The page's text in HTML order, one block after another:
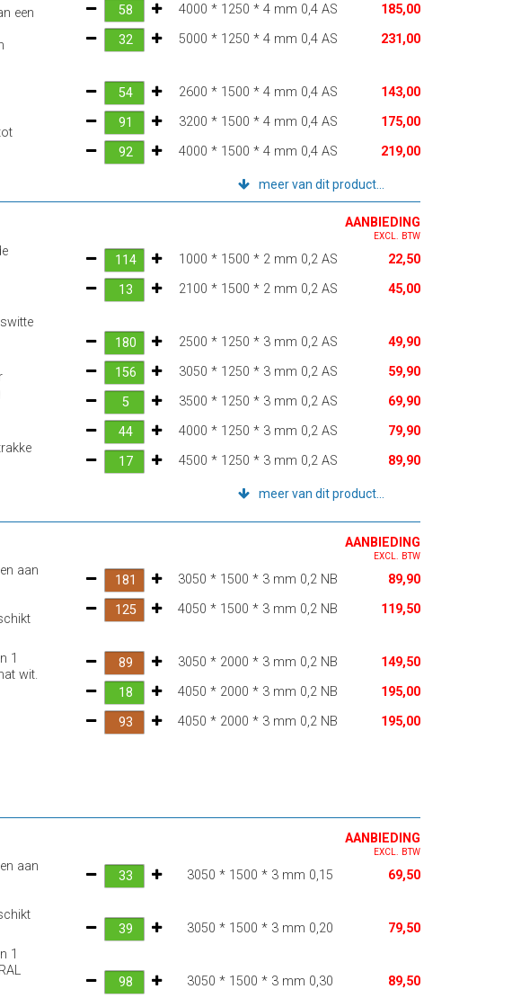
een
4000 * 1250 * 4 mm 0,4 AS
185,00
5000 * 1250 * 4 mm 0,4 AS
231,00
2600 * 1500 * 4 mm 0,4 AS
143,00
3200 * 1500 * 4 mm 0,4 AS
175,00
4000 * 1500 * 4 mm 0,4 AS
219,00
meer van dit product...
AANBIEDING
EXCL. BTW
1000 * 1500 * 2 mm 0,2 AS
22,50
2100 * 1500 * 2 mm 0,2 AS
45,00
2500 * 1250 * 3 mm 0,2 AS
49,90
3050 * 1250 * 3 mm 0,2 AS
59,90
3500 * 1250 * 3 mm 0,2 AS
69,90
4000 * 1250 * 3 mm 0,2 AS
79,90
4500 * 1250 * 3 mm 0,2 AS
89,90
meer van dit product...
aan
1
wit.
AANBIEDING
EXCL. BTW
3050 * 1500 * 3 mm 0,2 NB
89,90
4050 * 1500 * 3 mm 0,2 NB
119,50
3050 * 2000 * 3 mm 0,2 NB
149,50
4050 * 2000 * 3 mm 0,2 NB
195,00
4050 * 2000 * 3 mm 0,2 NB
195,00
aan
1
AANBIEDING
EXCL. BTW
3050 * 1500 * 3 mm 0,15 69,50
3050 * 1500 * 3 mm 0,20 79,50
3050 * 1500 * 3 mm 0,30 89,50